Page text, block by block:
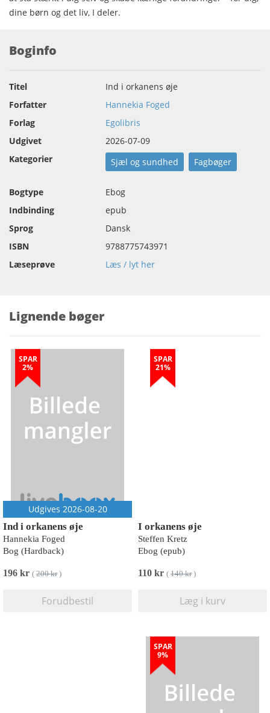
dine børn og det liv, I deler.
Boginfo
Titel
Ind i orkanens øje
Forfatter
Hannekia Foged
Forlag
Egolibris
Udgivet
2026-07-09
Kategorier
Sjæl og sundhed Fagbøger
Bogtype
Ebog
Indbinding
epub
Sprog
Dansk
ISBN
9788775743971
Læseprøve
Læs / lyt her
Lignende bøger
SPAR
2%
Udgives 2026-08-20
Ind i orkanens øje
Hannekia Foged
Bog (Hardback)
196 kr ( 200 kr)
Forudbestil
SPAR
21%
I orkanens øje
Steffen Kretz
Ebog (epub)
110 kr ( 140 kr)
Læg i kurv
SPAR
9%